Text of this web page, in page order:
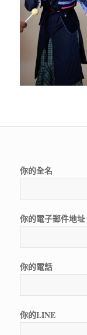
你的全名
你的電子郵件地址
你的電話
你的LINE